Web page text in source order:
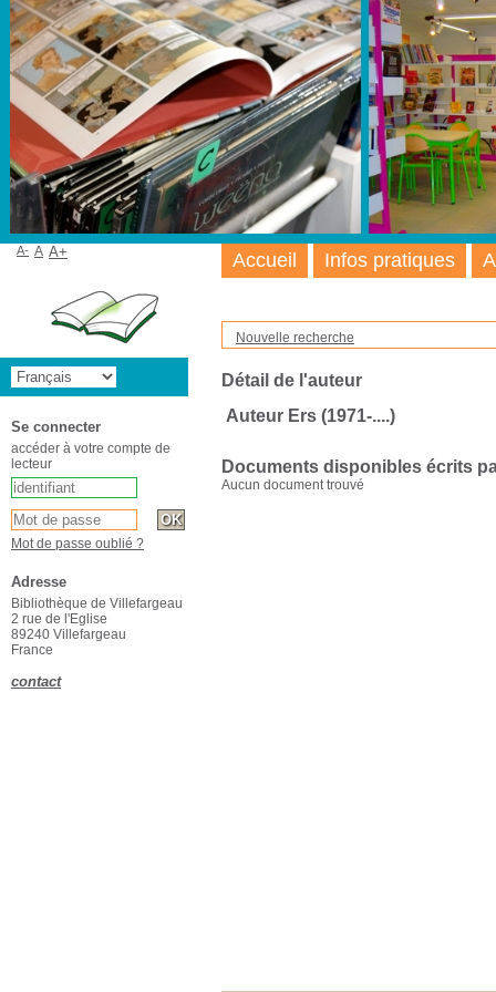
Nouvelle recherche
Détail de l'auteur
Auteur Ers (1971-....)
Documents disponibles écrits
Aucun document trouvé
Accueil Infos pratiques
A- A A+
Se connecter
accéder à votre compte de
lecteur
Mot de passe oublié ?
Adresse
Bibliothèque de Villefargeau
2 rue de l'Eglise
89240 Villefargeau
France
contact